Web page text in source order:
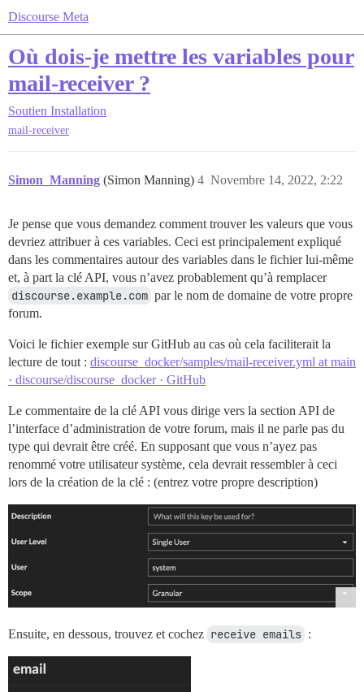
Discourse Meta
Où dois-je mettre les variables pour
mail-receiver ?
Soutien Installation
mail-receiver
Simon_Manning (Simon Manning) Novembre 14, 2022, 2:22
4
Je pense que vous demandez comment trouver les valeurs que vous
devriez attribuer à ces variables. Ceci est principalement expliqué
dans les commentaires autour des variables dans le fichier lui-même
et, à part la clé API, vous n’avez probablement qu’à remplacer
discourse.example.com par le nom de domaine de votre propre
forum.
Voici le fichier exemple sur GitHub au cas où cela faciliterait la
lecture de tout : discourse_docker/samples/mail-receiver.yml at main
· discourse/discourse_docker · GitHub
Le commentaire de la clé API vous dirige vers la section API de
l’interface d’administration de votre forum, mais il ne parle pas du
type qui devrait être créé. En supposant que vous n’ayez pas
renommé votre utilisateur système, cela devrait ressembler à ceci
lors de la création de la clé : (entrez votre propre description)
Ensuite, en dessous, trouvez et cochez receive emails :